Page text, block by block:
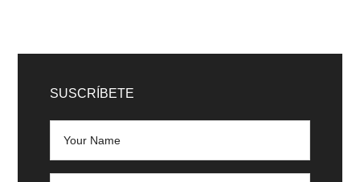
SUSCRÍBETE